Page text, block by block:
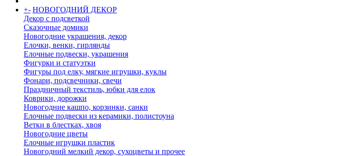
+- НОВОГОДНИЙ ДЕКОР
Декор с подсветкой
Сказочные домики
Новогодние украшения, декор
Елочки, венки, гирлянды
Елочные подвески, украшения
Фигурки и статуэтки
Фигуры под елку, мягкие игрушки, куклы
Фонари, подсвечники, свечи
Праздничный текстиль, юбки для елок
Коврики, дорожки
Новогодние кашпо, корзинки, санки
Елочные подвески из керамики, полистоуна
Ветки в блестках, хвоя
Новогодние цветы
Елочные игрушки пластик
Новогодний мелкий декор, сухоцветы и прочее